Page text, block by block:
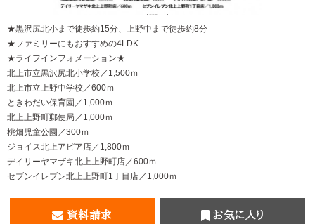
★黒沢尻北小まで徒歩約15分、上野中まで徒歩約8分
★ファミリーにもおすすめの4LDK
★ライフインフォメーション★
北上市立黒沢尻北小学校／1,500ｍ
北上市立上野中学校／600ｍ
ときわだい保育園／1,000ｍ
北上上野町郵便局／1,000ｍ
桃畑児童公園／300ｍ
ジョイス北上アピア店／1,800ｍ
デイリーヤマザキ北上上野町店／600ｍ
セブンイレブン北上上野町1丁目店／1,000ｍ
資料請求 お気に入り